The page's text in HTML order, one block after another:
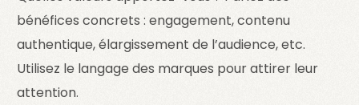
bénéfices concrets : engagement, contenu
authentique, élargissement de l’audience, etc.
Utilisez le langage des marques pour attirer leur
attention.